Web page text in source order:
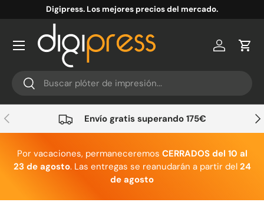
Ir al contenido
Digipress. Los mejores precios del mercado.
Buscar
Buscar
Cuenta
Anterior Envío gratis superando 175€
Por vacaciones, permaneceremos CERRADOS del 10 al
23 de agosto. Las entregas se reanudarán a partir del 24
de agosto